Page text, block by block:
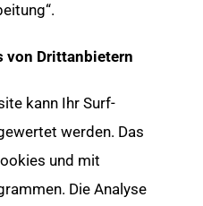
von Drittanbietern
kann Ihr Surf-
werden. Das
und mit
Die Analyse